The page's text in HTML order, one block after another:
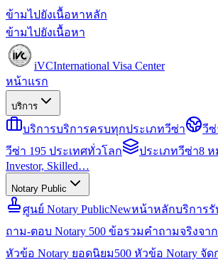
ข้ามไปยังเนื้อหาหลัก
ข้ามไปยังเนื้อหา
iVCInternational Visa Center
หน้าแรก
บริการ
บริการบริการครบทุกประเภทวีซ่า วี
วีซ่า 195 ประเทศทั่วโลก
ประเภทวีซ่า8 ห
Investor, Skilled…
Notary Public
ศูนย์ Notary PublicNewหน้าหลักบริการรั
ถาม-ตอบ Notary 500 ข้อรวมคำถามจริงจา
หัวข้อ Notary ยอดนิยม500 หัวข้อ Notary จั